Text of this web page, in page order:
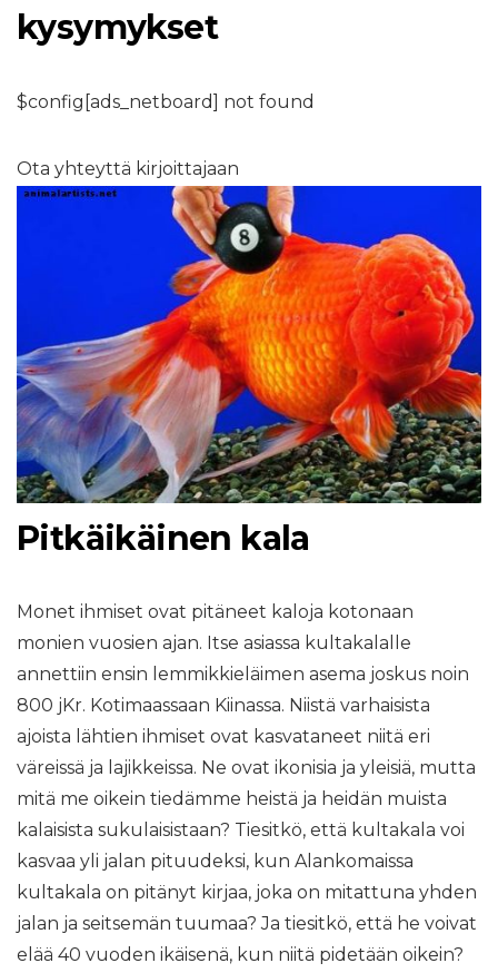
kysymykset
$config[ads_netboard] not found
Ota yhteyttä kirjoittajaan
Pitkäikäinen kala
Monet ihmiset ovat pitäneet kaloja kotonaan
monien vuosien ajan. Itse asiassa kultakalalle
annettiin ensin lemmikkieläimen asema joskus noin
800 jKr. Kotimaassaan Kiinassa. Niistä varhaisista
ajoista lähtien ihmiset ovat kasvataneet niitä eri
väreissä ja lajikkeissa. Ne ovat ikonisia ja yleisiä, mutta
mitä me oikein tiedämme heistä ja heidän muista
kalaisista sukulaisistaan? Tiesitkö, että kultakala voi
kasvaa yli jalan pituudeksi, kun Alankomaissa
kultakala on pitänyt kirjaa, joka on mitattuna yhden
jalan ja seitsemän tuumaa? Ja tiesitkö, että he voivat
elää 40 vuoden ikäisenä, kun niitä pidetään oikein?